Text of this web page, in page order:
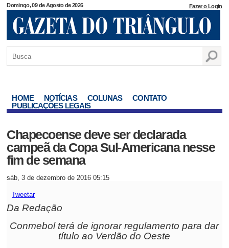
Domingo, 09 de Agosto de 2026 Fazer o Login
HOME NOTÍCIAS COLUNAS
CONTATO
PUBLICAÇÕES LEGAIS
Chapecoense deve ser declarada
campeã da Copa Sul-Americana nesse
fim de semana
sáb, 3 de dezembro de 2016 05:15
Tweetar
Da Redação
Conmebol terá de ignorar regulamento para dar
título ao Verdão do Oeste